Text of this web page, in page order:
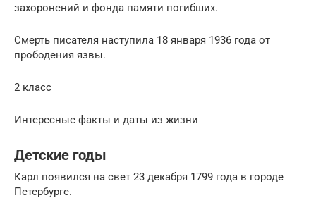
захоронений и фонда памяти погибших.
Смерть писателя наступила 18 января 1936 года от
прободения язвы.
2 класс
Интересные факты и даты из жизни
Детские годы
Карл появился на свет 23 декабря 1799 года в городе
Петербурге.